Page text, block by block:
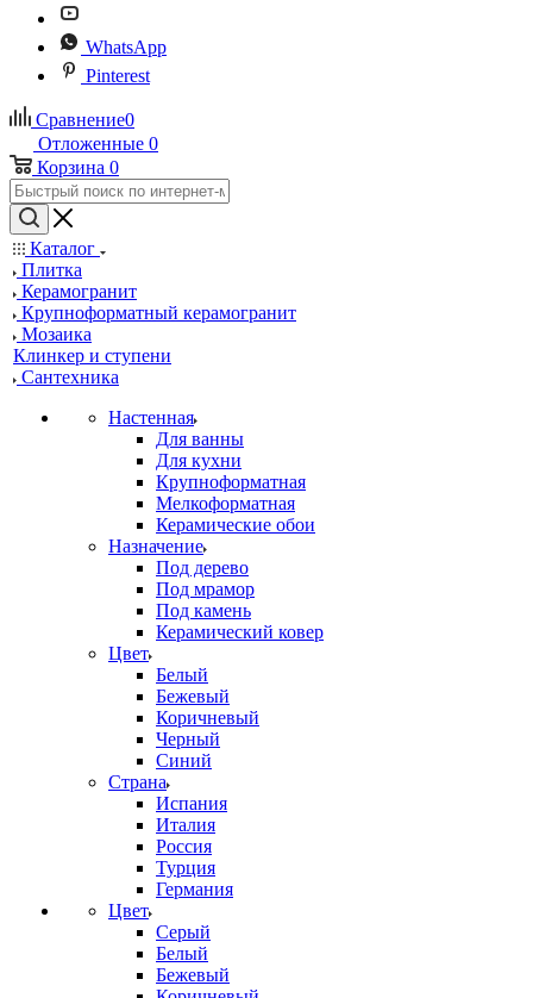
WhatsApp
Pinterest
Сравнение0
Отложенные 0
Корзина 0
Каталог
Плитка
Керамогранит
Крупноформатный керамогранит
Мозаика
Клинкер и ступени
Сантехника
Настенная
Для ванны
Для кухни
Крупноформатная
Мелкоформатная
Керамические обои
Назначение
Под дерево
Под мрамор
Под камень
Керамический ковер
Цвет
Белый
Бежевый
Коричневый
Черный
Синий
Страна
Испания
Италия
Россия
Турция
Германия
Цвет
Серый
Белый
Бежевый